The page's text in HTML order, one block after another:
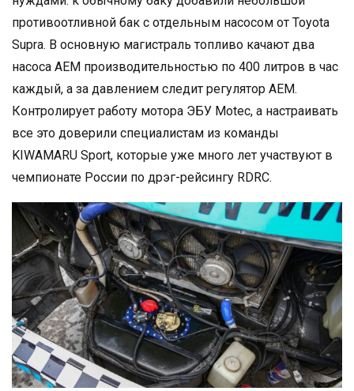
противоотливной бак с отдельным насосом от Toyota
Supra. В основную магистраль топливо качают два
насоса АЕМ производительностью по 400 литров в час
каждый, а за давлением следит регулятор АЕМ.
Контролирует работу мотора ЭБУ Motec, а настраивать
все это доверили специалистам из команды
KIWAMARU Sport, которые уже много лет участвуют в
чемпионате России по дрэг-рейсингу RDRC.